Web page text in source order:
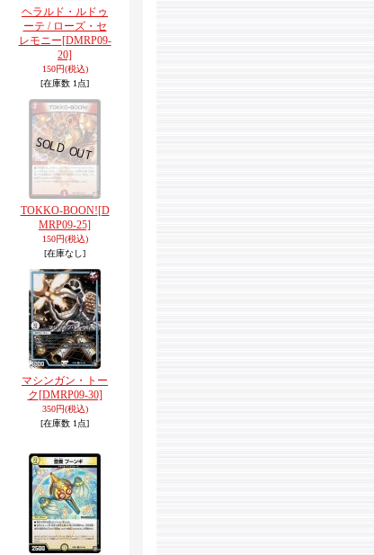
ヘラルド・ルドゥ
ーテ / ローズ・セ
レモニー[DMRP09-
20]
150円(税込)
[在庫数 1点]
TOKKO-BOON![D
MRP09-25]
150円(税込)
[在庫なし]
マシンガン・トー
ク [DMRP09-30]
350円(税込)
[在庫数 1点]